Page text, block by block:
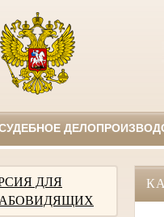
ДЛЯ